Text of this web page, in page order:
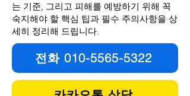
는 기준, 그리고 피해를 예방하기 위해 꼭
숙지해야 할 핵심 팁과 필수 주의사항을 상
세히 정리해 드립니다.
전화 010-5565-5322